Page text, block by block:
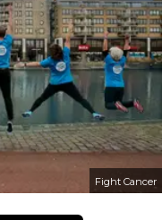
Fight Cancer